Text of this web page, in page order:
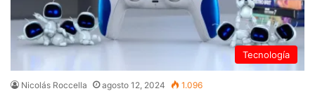
Tecnología
Nicolás Roccella agosto 12, 2024 1.096